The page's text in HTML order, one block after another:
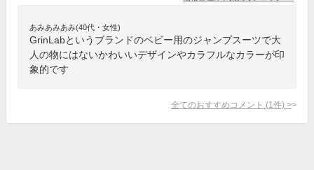
あみあみあみ(40代・女性)
GrinLabというブランドのベビー用のジャンプスーツで大
人の物にはないかわいいデザインやカラフルなカラーが印
象的です
全てのおすすめコメント (1 件) >